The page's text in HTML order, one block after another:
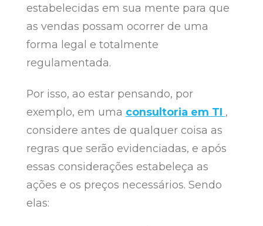
estabelecidas em sua mente para que
as vendas possam ocorrer de uma
forma legal e totalmente
regulamentada.
Por isso, ao estar pensando, por
exemplo, em uma consultoria em TI ,
considere antes de qualquer coisa as
regras que serão evidenciadas, e após
essas considerações estabeleça as
ações e os preços necessários. Sendo
elas: